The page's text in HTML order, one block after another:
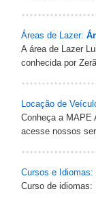
Áreas de Lazer:
A área de Lazer
conhecida por
Locação de
Conheça a MAPE
acesse nossos
Cursos e Idiomas:
Curso de idiomas: